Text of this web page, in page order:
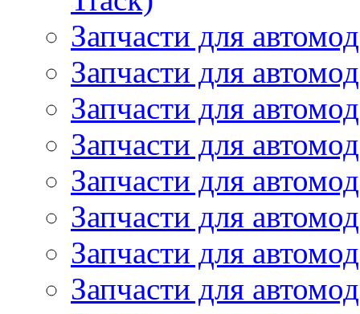
Запчасти для
Запчасти для
Запчасти для
Запчасти для
Запчасти для
Запчасти для
Запчасти для
Запчасти для